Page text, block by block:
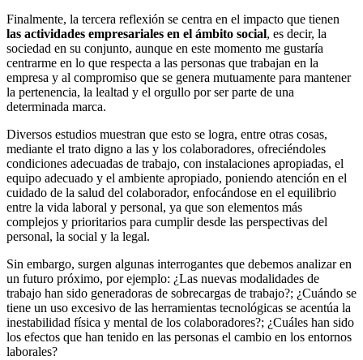
Finalmente, la tercera reflexión se centra en el impacto que tienen
las actividades empresariales en el ámbito social, es decir, la
sociedad en su conjunto, aunque en este momento me gustaría
centrarme en lo que respecta a las personas que trabajan en la
empresa y al compromiso que se genera mutuamente para mantener
la pertenencia, la lealtad y el orgullo por ser parte de una
determinada marca.
Diversos estudios muestran que esto se logra, entre otras cosas,
mediante el trato digno a las y los colaboradores, ofreciéndoles
condiciones adecuadas de trabajo, con instalaciones apropiadas, el
equipo adecuado y el ambiente apropiado, poniendo atención en el
cuidado de la salud del colaborador, enfocándose en el equilibrio
entre la vida laboral y personal, ya que son elementos más
complejos y prioritarios para cumplir desde las perspectivas del
personal, la social y la legal.
Sin embargo, surgen algunas interrogantes que debemos analizar en
un futuro próximo, por ejemplo: ¿Las nuevas modalidades de
trabajo han sido generadoras de sobrecargas de trabajo?; ¿Cuándo se
tiene un uso excesivo de las herramientas tecnológicas se acentúa la
inestabilidad física y mental de los colaboradores?; ¿Cuáles han sido
los efectos que han tenido en las personas el cambio en los entornos
laborales?